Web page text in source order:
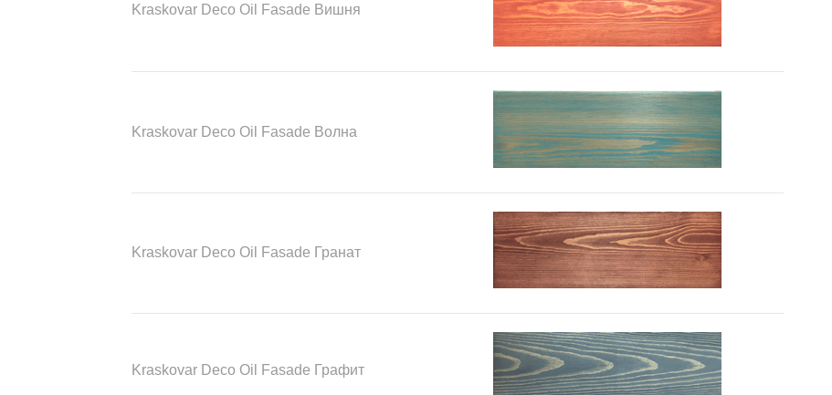
Kraskovar Deco Oil Fasade Вишня
Kraskovar Deco Oil Fasade Волна
Kraskovar Deco Oil Fasade Гранат
Kraskovar Deco Oil Fasade Графит